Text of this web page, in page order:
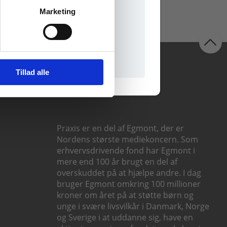
Marketing
Tillad alle
Praxis er en del af Egmont, der er
Nordens største mediekoncern. Som
erhvervsdrivende fond har Egmont i
mere end 100 år brugt en del af
overskuddet på at hjælpe andre. I dag
bruger Egmont omkring 100 millioner
kroner om året på at støtte børn og
unge i svære livsvilkår i Danmark, Norge
og Sverige i at uddanne sig, have en